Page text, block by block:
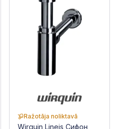
Ražotāja noliktavā
Wirquin Lineis Сифон